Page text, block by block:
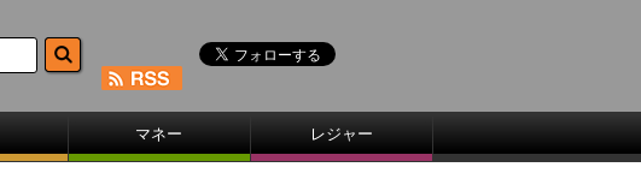
マネー レジャー